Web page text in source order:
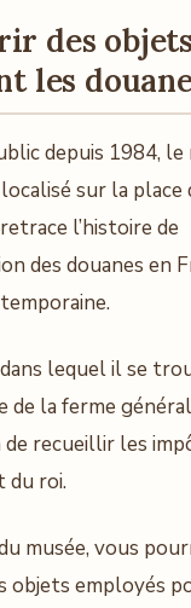
des
les
depuis 1984, le
sur la place
l’histoire de
des douanes en
lequel il se
de la ferme
de recueillir les
du roi.
musée, vous
objets employés